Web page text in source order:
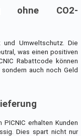
ohne CO2-
Umweltschutz. Die
was einen positiven
Rabattcode können
auch noch Geld
erhalten Kunden
Dies spart nicht nur